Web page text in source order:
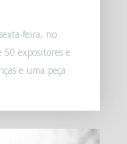
feira, no
50 expositores e
e uma peça